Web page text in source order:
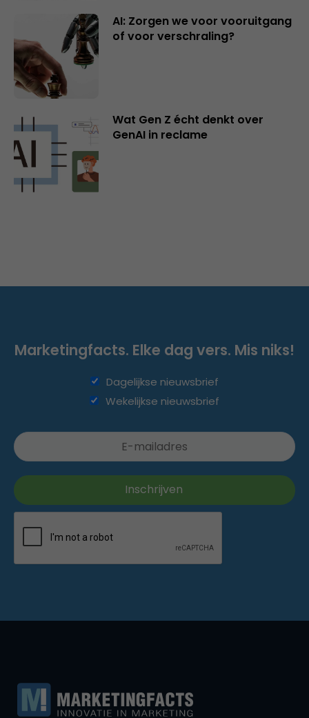
AI: Zorgen we voor vooruitgang
of voor verschraling?
Wat Gen Z écht denkt over
GenAI in reclame
Marketingfacts. Elke dag vers. Mis niks!
Dagelijkse nieuwsbrief
Wekelijkse nieuwsbrief